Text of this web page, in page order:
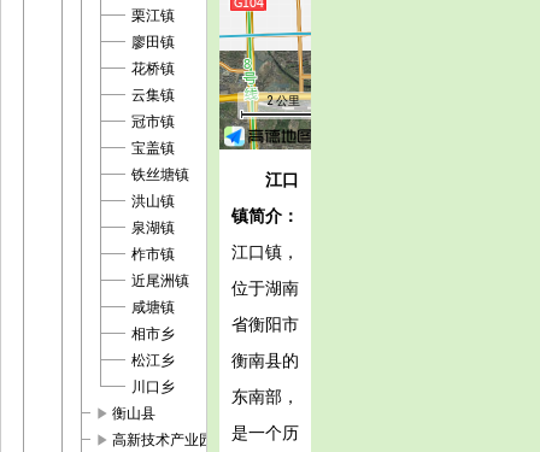
栗江镇
廖田镇
花桥镇
云集镇
冠市镇
宝盖镇
铁丝塘镇
洪山镇
泉湖镇
柞市镇
近尾洲镇
咸塘镇
相市乡
松江乡
川口乡
play_arrow 衡山县
play_arrow 高新技术产业园区
2 公里
江口
镇简介：
江口镇，
位于湖南
省衡阳市
衡南县的
东南部，
是一个历